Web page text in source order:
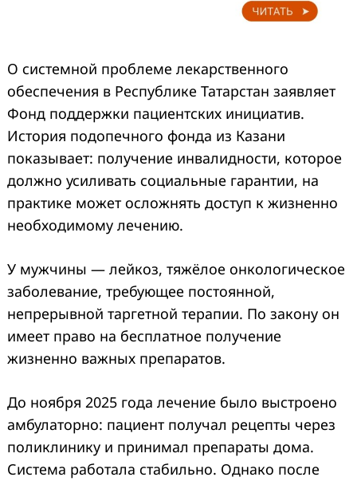
О системной проблеме лекарственного
обеспечения в Республике Татарстан заявляет
Фонд поддержки пациентских инициатив.
История подопечного фонда из Казани
показывает: получение инвалидности, которое
должно усиливать социальные гарантии, на
практике может осложнять доступ к жизненно
необходимому лечению.
У мужчины — лейкоз, тяжёлое онкологическое
заболевание, требующее постоянной,
непрерывной таргетной терапии. По закону он
имеет право на бесплатное получение
жизненно важных препаратов.
До ноября 2025 года лечение было выстроено
амбулаторно: пациент получал рецепты через
поликлинику и принимал препараты дома.
Система работала стабильно. Однако после